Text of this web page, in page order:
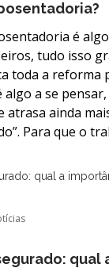
é
tudo isso
toda a reforma
a se
atrasa ainda
Para que o
qual